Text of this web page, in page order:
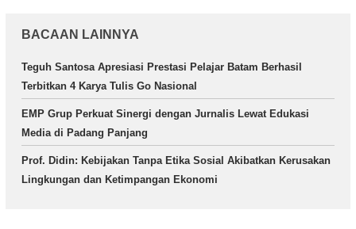
BACAAN LAINNYA
Teguh Santosa Apresiasi Prestasi Pelajar Batam Berhasil
Terbitkan 4 Karya Tulis Go Nasional
EMP Grup Perkuat Sinergi dengan Jurnalis Lewat Edukasi
Media di Padang Panjang
Prof. Didin: Kebijakan Tanpa Etika Sosial Akibatkan Kerusakan
Lingkungan dan Ketimpangan Ekonomi